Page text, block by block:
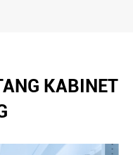
KABINET